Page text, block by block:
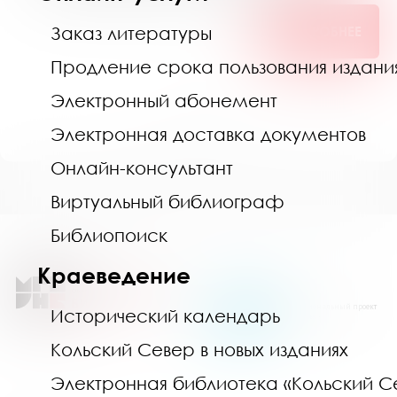
Заказ литературы
Продление срока пользования
Электронный абонемент
Электронная доставка документов
Онлайн-консультант
Виртуальный библиограф
Библиопоиск
Краеведение
Исторический календарь
Кольский Север в новых изданиях
Электронная библиотека «Кольский
Национальный проект